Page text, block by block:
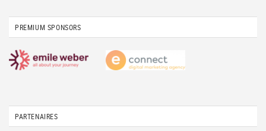
PREMIUM SPONSORS
PARTENAIRES